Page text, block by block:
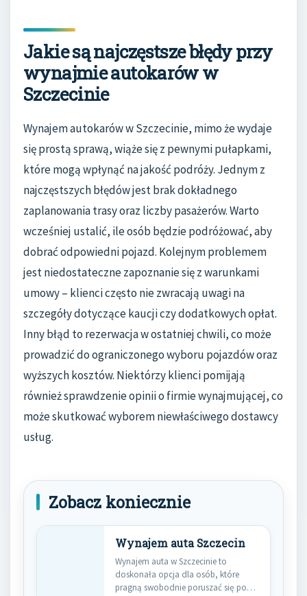
Jakie są najczęstsze błędy przy
wynajmie autokarów w
Szczecinie
Wynajem autokarów w Szczecinie, mimo że wydaje
się prostą sprawą, wiąże się z pewnymi pułapkami,
które mogą wpłynąć na jakość podróży. Jednym z
najczęstszych błędów jest brak dokładnego
zaplanowania trasy oraz liczby pasażerów. Warto
wcześniej ustalić, ile osób będzie podróżować, aby
dobrać odpowiedni pojazd. Kolejnym problemem
jest niedostateczne zapoznanie się z warunkami
umowy – klienci często nie zwracają uwagi na
szczegóły dotyczące kaucji czy dodatkowych opłat.
Inny błąd to rezerwacja w ostatniej chwili, co może
prowadzić do ograniczonego wyboru pojazdów oraz
wyższych kosztów. Niektórzy klienci pomijają
również sprawdzenie opinii o firmie wynajmującej, co
może skutkować wyborem niewłaściwego dostawcy
usług.
Zobacz koniecznie
Wynajem auta Szczecin
Wynajem auta w Szczecinie to
doskonała opcja dla osób, które
pragną swobodnie poruszać się po…